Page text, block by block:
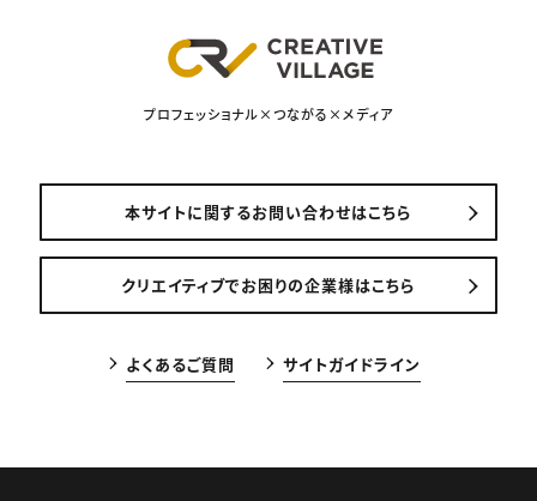
プロフェッショナル×つながる×メディア
本サイトに関するお問い合わせはこちら
クリエイティブでお困りの企業様はこちら
よくあるご質問 サイトガイドライン